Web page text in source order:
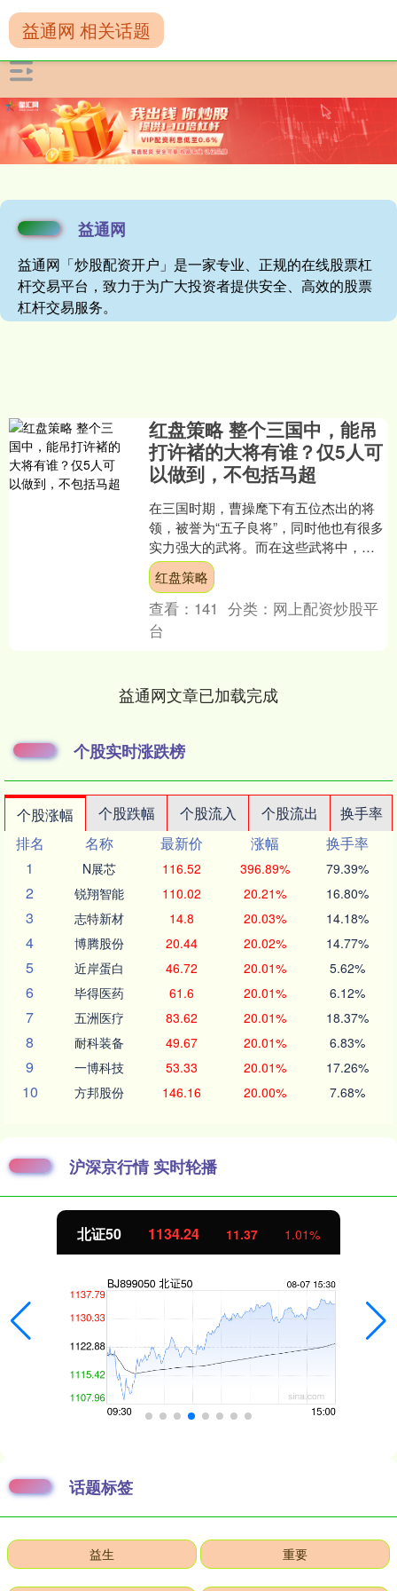
益通网
益通网「炒股配资开户」是一家专业、正规的在线股票杠
杆交易平台，致力于为广大投资者提供安全、高效的股票
杠杆交易服务。
益通网 相关话题
红盘策略 整个三国中，能吊
打许褚的大将有谁？仅5人可
以做到，不包括马超
在三国时期，曹操麾下有五位杰出的将
领，被誉为“五子良将”，同时他也有很多
实力强大的武将。而在这些武将中，只
有许褚是与曹操同乡的红盘策略，而且
他与曹操并无亲属关系....
红盘策略
查看： 141 分类： 网上配资炒股平
台
益通网文章已加载完成
个股实时涨跌榜
个股涨幅 个股跌幅 个股流入 个股流出
换手率
排名
名称 最新价 涨幅
换手率
1
N展芯 116.52 396.89% 79.39%
2 锐翔智能 110.02 20.21% 16.80%
3 志特新材 14.8 20.03% 14.18%
4 博腾股份 20.44 20.02% 14.77%
5 近岸蛋白 46.72 20.01% 5.62%
6 毕得医药 61.6 20.01% 6.12%
7 五洲医疗 83.62 20.01% 18.37%
8 耐科装备 49.67 20.01% 6.83%
9 一博科技 53.33 20.01% 17.26%
10 方邦股份 146.16 20.00% 7.68%
沪深京行情 实时轮播
北证50 1134.24 11.37 1.01%
话题标签
益生 重要